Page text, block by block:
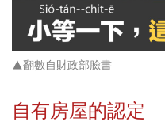
▲翻數自財政部臉書
自有房屋的認定